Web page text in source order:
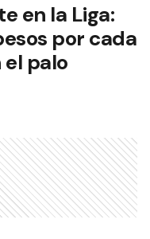
en la Liga:
por cada
palo